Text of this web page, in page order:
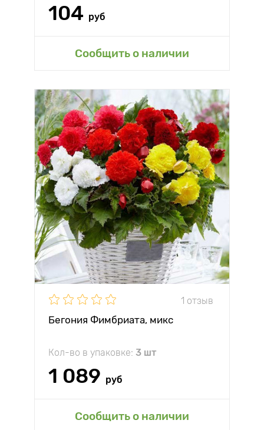
104 руб
Сообщить о наличии
1 отзыв
Бегония Фимбриата, микс
Кол-во в упаковке: 3 шт
1 089 руб
Сообщить о наличии